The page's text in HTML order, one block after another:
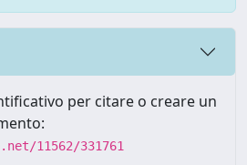
per citare o creare un
11562/331761